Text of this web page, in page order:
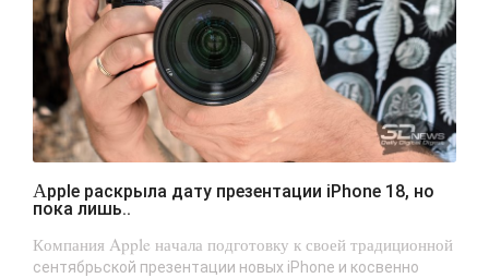
Apple раскрыла дату презентации iPhone 18, но
пока лишь..
Компания Apple начала подготовку к своей традиционной
сентябрьской презентации новых iPhone и косвенно